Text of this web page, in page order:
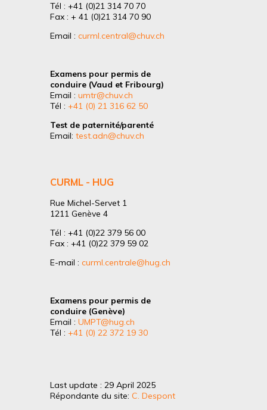
Tél : +41 (0)21 314 70 70
Fax : + 41 (0)21 314 70 90
Email : curml.central@chuv.ch
Examens pour permis de
conduire (Vaud et Fribourg)
Email : umtr@chuv.ch
Tél : +41 (0) 21 316 62 50
Test de paternité/parenté
Email: test.adn@chuv.ch
CURML - HUG
Rue Michel-Servet 1
1211 Genève 4
Tél : +41 (0)22 379 56 00
Fax : +41 (0)22 379 59 02
E-mail : curml.centrale@hug.ch
Examens pour permis de
conduire (Genève)
Email : UMPT@hug.ch
Tél : +41 (0) 22 372 19 30
Last update : 29 April 2025
Répondante du site: C. Despont